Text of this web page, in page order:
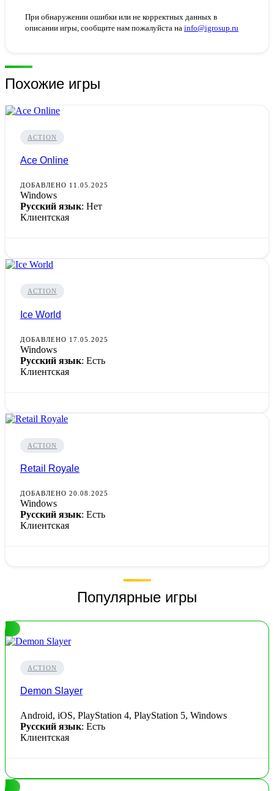
При обнаружении ошибки или не корректных данных в
описании игры, сообщите нам пожалуйста на info@igrosup.ru
Похожие игры
ACTION
Ace Online
ДОБАВЛЕНО 11.05.2025
Windows
Русский язык: Нет
Клиентская
ACTION
Ice World
ДОБАВЛЕНО 17.05.2025
Windows
Русский язык: Есть
Клиентская
ACTION
Retail Royale
ДОБАВЛЕНО 20.08.2025
Windows
Русский язык: Есть
Клиентская
Популярные игры
ACTION
Demon Slayer
Android, iOS, PlayStation 4, PlayStation 5, Windows
Русский язык: Есть
Клиентская